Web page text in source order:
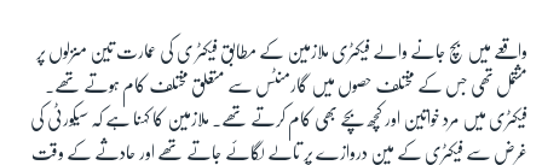
زبان
واقعے میں بچ جانے والے فیکٹری ملازمین کے مطابق فیکٹر ی کی عمارت تین منزلوں پر
مشتمل تھی جس کے مختلف حصوں میں گارمنٹس سے متعلق مختلف کام ہوتے تھے۔
فیکٹری میں مرد خواتین اور کچھ بچے بھی کام کرتے تھے۔ ملازمین کا کہنا ہے کہ سیکورٹی کی
غرض سے فیکٹری کے مین دروازے پر تالے لگائے جاتے تھے اور حادثے کے وقت